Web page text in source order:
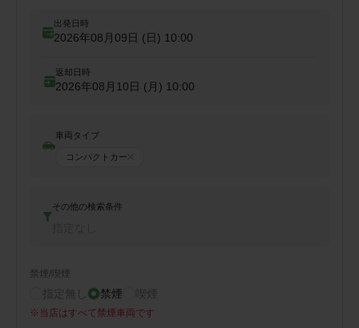
出発日時
2026年08月09日 (日) 10:00
返却日時
2026年08月10日 (月) 10:00
車両タイプ
コンパクトカー
その他の検索条件
禁煙/喫煙
指定無し 禁煙 喫煙
※ 当店はすべて禁煙車両です